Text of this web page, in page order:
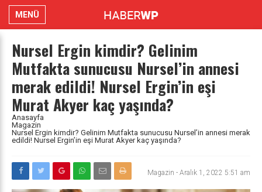
MENÜ
Nursel Ergin kimdir? Gelinim
Mutfakta sunucusu Nursel’in annesi
merak edildi! Nursel Ergin’in eşi
Murat Akyer kaç yaşında?
Anasayfa
Magazin
Nursel Ergin kimdir? Gelinim Mutfakta sunucusu Nursel’in annesi merak
edildi! Nursel Ergin’in eşi Murat Akyer kaç yaşında?
Magazin - Aralık 1, 2022 5:51 am